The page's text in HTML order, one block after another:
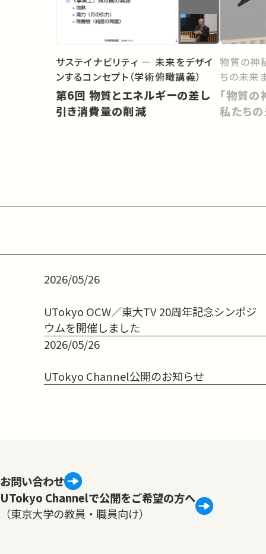
サステイナビリティ ― 未来をデザイ
ンするコンセプト（学術俯瞰講義）
第6回 物質とエネルギーの差し
引き消費量の削減
物質の神
ちの未来
「物質
私たち
2026/05/26
UTokyo OCW／東大TV 20周年記念シンポジ
ウムを開催しました
2026/05/26
UTokyo Channel公開のお知らせ
お問い合わせ
UTokyo Channelで公開をご希望の方へ
（東京大学の教員・職員向け）